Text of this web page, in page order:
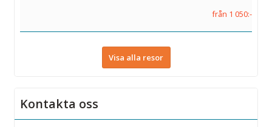
från 1 050:-
Visa alla resor
Kontakta oss